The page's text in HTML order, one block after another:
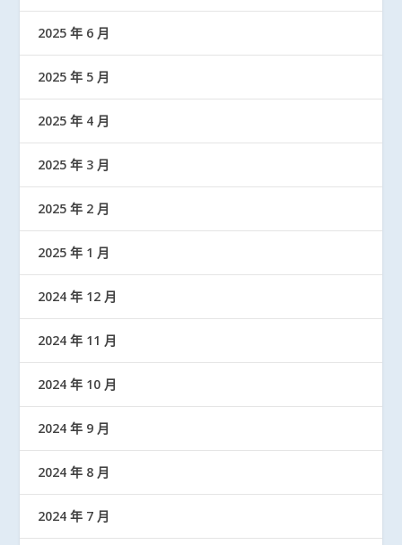
2025 年 6 月
2025 年 5 月
2025 年 4 月
2025 年 3 月
2025 年 2 月
2025 年 1 月
2024 年 12 月
2024 年 11 月
2024 年 10 月
2024 年 9 月
2024 年 8 月
2024 年 7 月